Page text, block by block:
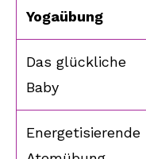
Yogaübung
Das glückliche
Baby
Energetisierende